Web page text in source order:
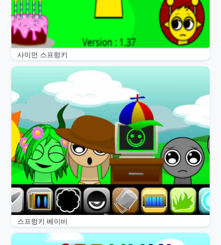
사이먼 스프렁키
스프렁키 베이비